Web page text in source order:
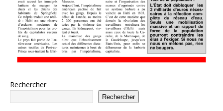
Rechercher
Rechercher